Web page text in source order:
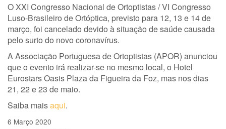
O XXI Congresso Nacional de Ortoptistas / VI Congresso
Luso-Brasileiro de Ortóptica, previsto para 12, 13 e 14 de
março, foi cancelado devido à situação de saúde causada
pelo surto do novo coronavírus.
A Associação Portuguesa de Ortoptistas (APOR) anunciou
que o evento irá realizar-se no mesmo local, o Hotel
Eurostars Oasis Plaza da Figueira da Foz, mas nos dias
21, 22 e 23 de maio.
Saiba maisaqui.
6 Março 2020